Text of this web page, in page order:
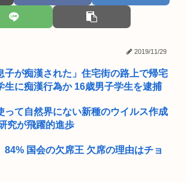
す56す56す56す56すコロスコロスコロ
「GANTZ」が全巻100円www
お前らに苦言www
しさから…」空き家に侵入して約250万円相
、最近母を亡くして精神的ショックを受け
詰む 情報提供が累計1万3600件超え 目撃情
社「水道出しっぱなしになっていません
2019/11/29
子が痴漢された」住宅街の路上で帰宅
生に痴漢行為か 16歳男子学生を逮捕
って自然界にない新種のウイルス作成
究が飛躍的進歩
84% 国会の欠席王 欠席の理由はチョ